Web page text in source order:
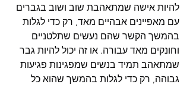
להיות אישה שמתאהבת שוב ושוב בגברים
עם מאפיינים אבהיים מאד, רק כדי לגלות
בהמשך הקשר שהם נעשים שתלטניים
וחונקים מאד עבורה. או זה יכול להיות גבר
שמתאהב תמיד בנשים שמפגינות פגיעות
גבוהה, רק כדי לגלות בהמשך שהוא כל